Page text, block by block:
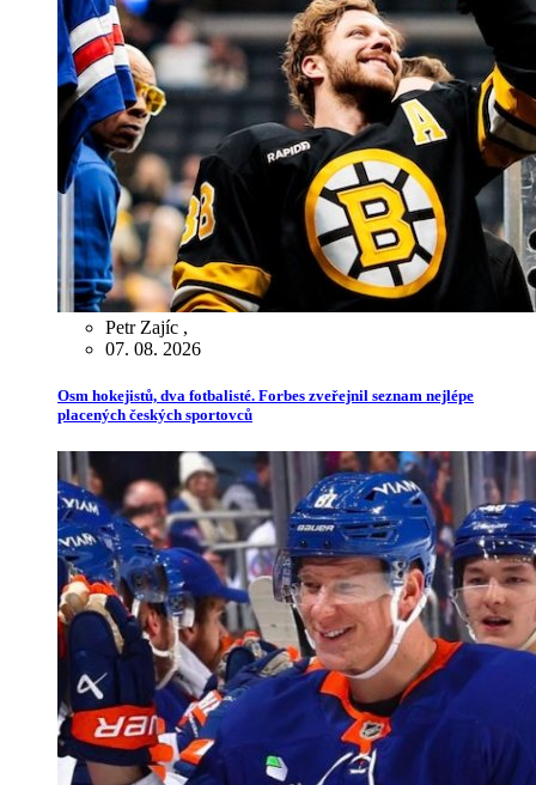
Petr Zajíc ,
07. 08. 2026
Osm hokejistů, dva fotbalisté. Forbes zveřejnil seznam nejlépe
placených českých sportovců